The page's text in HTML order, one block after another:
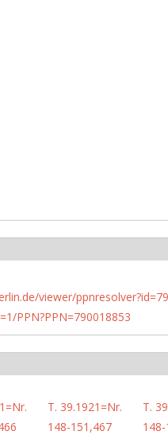
viewer/
PPN?PPN=790018853
T. 39.1921=Nr.
148-151,467
T.